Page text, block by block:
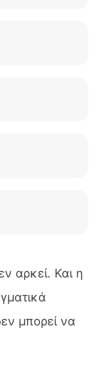
αρκεί. Και η
μπορεί να